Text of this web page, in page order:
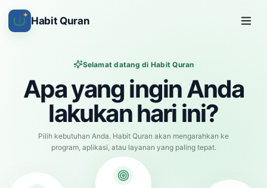
✦ Habit Quran
Selamat datang di Habit Quran
Apa yang ingin Anda
lakukan hari ini?
Pilih kebutuhan Anda. Habit Quran akan mengarahkan ke
program, aplikasi, atau layanan yang paling tepat.